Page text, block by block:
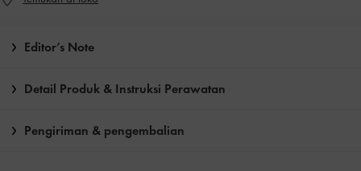
Editor’s Note
Detail Produk & Instruksi Perawatan
Pengiriman & pengembalian